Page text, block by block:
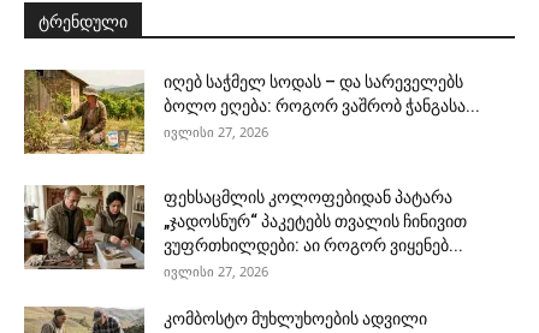
ტრენდული
იღებ საჭმელ სოდას – და სარეველებს
ბოლო ეღება: როგორ ვაშრობ ჭანგასა...
ივლისი 27, 2026
ფეხსაცმლის კოლოფებიდან პატარა
„ჯადოსნურ“ პაკეტებს თვალის ჩინივით
ვუფრთხილდები: აი როგორ ვიყენებ...
ივლისი 27, 2026
კომბოსტო მუხლუხოების ადვილი